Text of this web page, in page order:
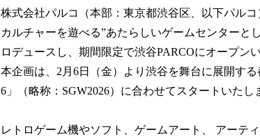
株式会社パルコ（本部：東京都渋谷区、以下パル
カルチャーを遊べる”あたらしいゲームセンターと
ロデュースし、期間限定で渋谷PARCOにオープン
本企画は、2月6日（金）より渋谷を舞台に展開す
6」（略称：SGW2026）に合わせてスタートいたし
レトロゲーム機やソフト、ゲームアート、 アーテ